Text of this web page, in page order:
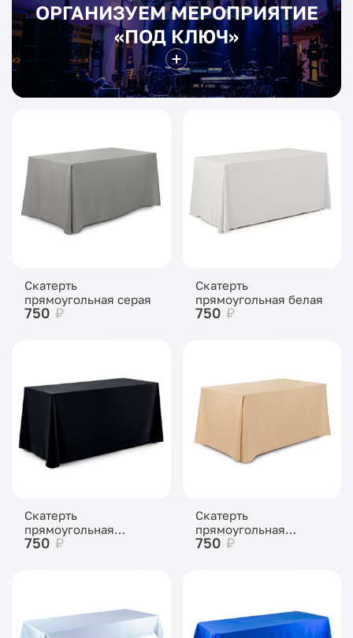
ОРГАНИЗУЕМ МЕРОПРИЯТИЕ
«ПОД КЛЮЧ»
Скатерть
прямоугольная серая
750 ₽
Скатерть
прямоугольная белая
750 ₽
Скатерть
прямоугольная
черная
750 ₽
Скатерть
прямоугольная
бежевая
750 ₽